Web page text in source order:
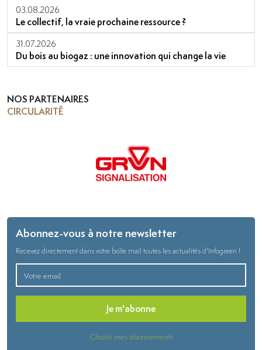
03.08.2026
Le collectif, la vraie prochaine ressource ?
31.07.2026
Du bois au biogaz : une innovation qui change la vie
NOS PARTENAIRES
CIRCULARITÉ
Abonnez-vous à notre newsletter
Recevez directement dans votre boîte mail toutes les actualités d'Infogreen !
Je m'abonne
Choisir mes abonnements